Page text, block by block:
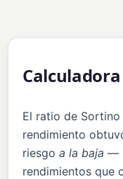
El ratio de
rendimiento
riesgoa la baja —
rendimientos que